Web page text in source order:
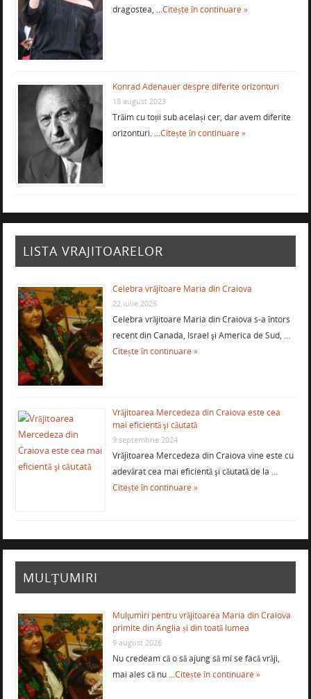
dragostea, …Citește în continuare »
Konrad Adenauer despre diferite orizonturi
18 august 2023
Trăim cu toții sub același cer, dar avem diferite
orizonturi. …Citește în continuare »
LISTA VRAJITOARELOR
Celebra vrăjitoare Maria din Craiova
22 iulie 2026
Celebra vrăjitoare Maria din Craiova s-a întors
recent din Canada, Israel şi America de Sud, …
Citește în continuare »
Vrăjitoarea Mercedeza din Craiova este cea
mai eficientă şi căutată
9 septembrie 2024
Vrăjitoarea Mercedeza din Craiova vine este cu
adevărat cea mai eficientă şi căutată de la …
Citește în continuare »
MULȚUMIRI
Mulţumiri pentru vrăjitoarea Maria din Craiova
primite din Anglia și din toată lumea
9 august 2026
Nu credeam că o să ajung să mi se facă vrăji,
mai ales că nu …Citește în continuare »